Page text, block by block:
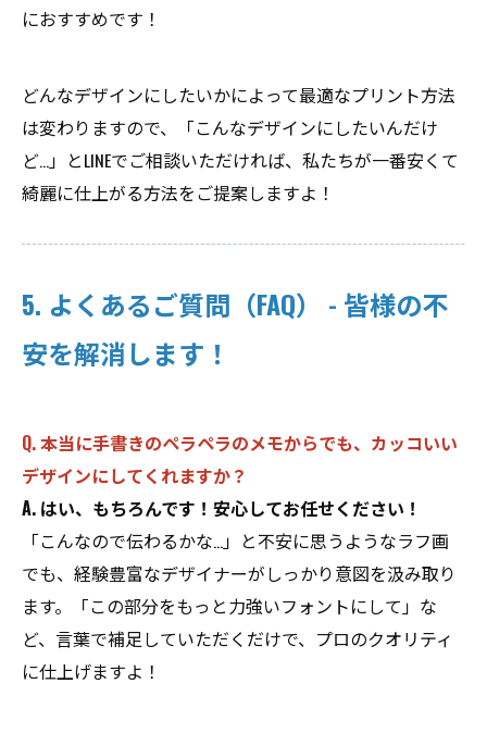
におすすめです！
どんなデザインにしたいかによって最適なプリント方法
は変わりますので、「こんなデザインにしたいんだけ
ど…」とLINEでご相談いただければ、私たちが一番安くて
綺麗に仕上がる方法をご提案しますよ！
5. よくあるご質問（FAQ） - 皆様の不
安を解消します！
Q. 本当に手書きのペラペラのメモからでも、カッコいい
デザインにしてくれますか？
A. はい、もちろんです！安心してお任せください！
「こんなので伝わるかな…」と不安に思うようなラフ画
でも、経験豊富なデザイナーがしっかり意図を汲み取り
ます。「この部分をもっと力強いフォントにして」な
ど、言葉で補足していただくだけで、プロのクオリティ
に仕上げますよ！